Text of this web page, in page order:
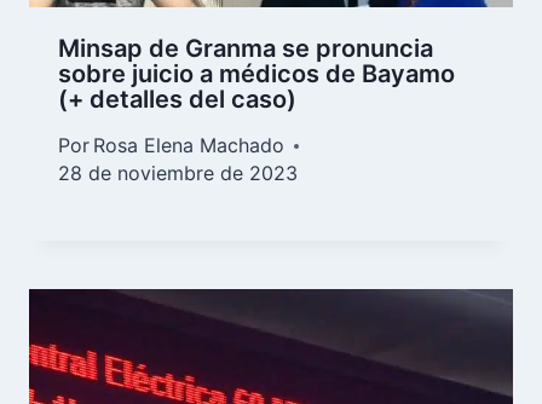
Minsap de Granma se pronuncia
sobre juicio a médicos de Bayamo
(+ detalles del caso)
Por Rosa Elena Machado
28 de noviembre de 2023